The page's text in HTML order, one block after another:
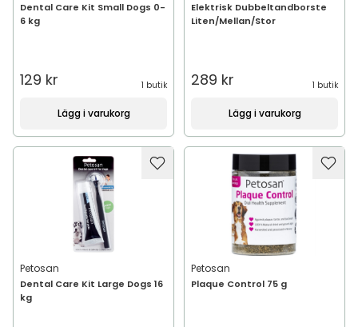
Dental Care Kit Small Dogs 0-
6 kg
129 kr 1 butik
Lägg i varukorg
Elektrisk Dubbeltandborste
Liten/Mellan/Stor
289 kr 1 butik
Lägg i varukorg
Petosan
Dental Care Kit Large Dogs 16
kg
Petosan
Plaque Control 75 g